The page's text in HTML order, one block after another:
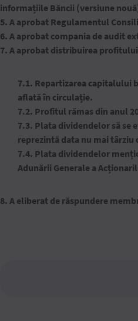
informațiile Băncii (versiune
5. A aprobat Regulamentul
6. A aprobat compania de audit
7. A aprobat distribuirea
7.1. Repartizarea capitalului
aflată în circulație.
7.2. Profitul rămas din anul
7.3. Plata dividendelor să se
reprezintă data nu mai târziu
7.4. Plata dividendelor
Adunării Generale a
8. A eliberat de răspundere